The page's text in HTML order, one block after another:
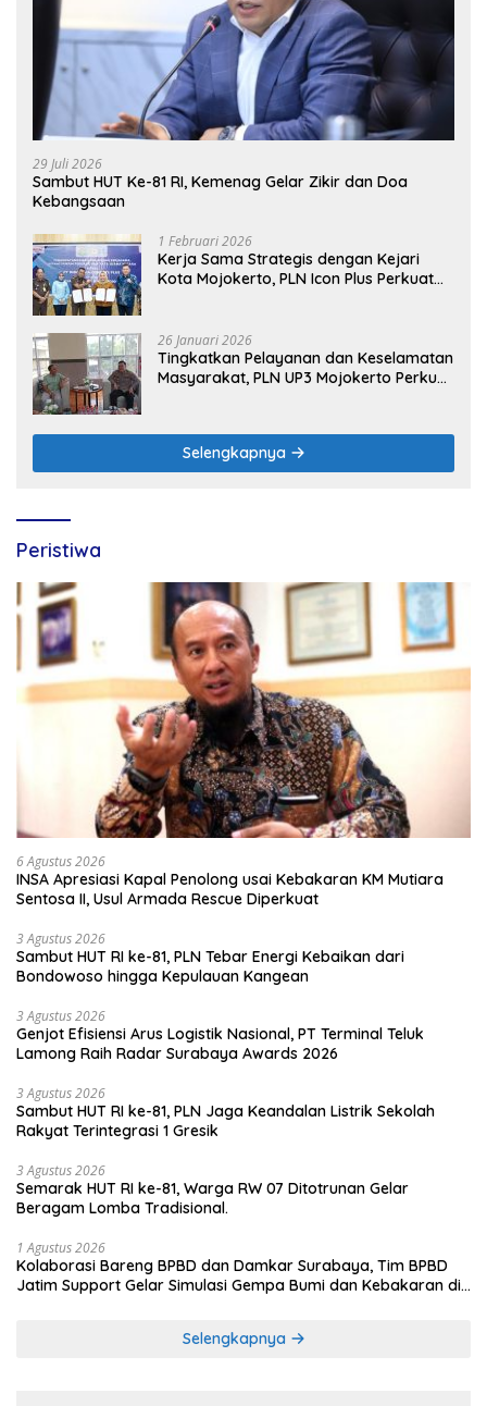
29 Juli 2026
Sambut HUT Ke-81 RI, Kemenag Gelar Zikir dan Doa
Kebangsaan
1 Februari 2026
Kerja Sama Strategis dengan Kejari
Kota Mojokerto, PLN Icon Plus Perkuat
26 Januari 2026
Tingkatkan Pelayanan dan Keselamatan
Masyarakat, PLN UP3 Mojokerto Perkuat
Selengkapnya
Peristiwa
6 Agustus 2026
INSA Apresiasi Kapal Penolong usai Kebakaran KM Mutiara
Sentosa II, Usul Armada Rescue Diperkuat
3 Agustus 2026
Sambut HUT RI ke-81, PLN Tebar Energi Kebaikan dari
Bondowoso hingga Kepulauan Kangean
3 Agustus 2026
Genjot Efisiensi Arus Logistik Nasional, PT Terminal Teluk
Lamong Raih Radar Surabaya Awards 2026
3 Agustus 2026
Sambut HUT RI ke-81, PLN Jaga Keandalan Listrik Sekolah
Rakyat Terintegrasi 1 Gresik
3 Agustus 2026
Semarak HUT RI ke-81, Warga RW 07 Ditotrunan Gelar
Beragam Lomba Tradisional.
1 Agustus 2026
Kolaborasi Bareng BPBD dan Damkar Surabaya, Tim BPBD
Jatim Support Gelar Simulasi Gempa Bumi dan Kebakaran di
Selengkapnya